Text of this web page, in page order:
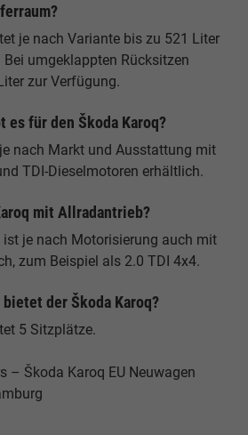
je nach Variante bis zu 521 Liter
umgeklappten Rücksitzen
zur Verfügung.
es für den Škoda Karoq?
nach Markt und Ausstattung mit
TDI-Dieselmotoren erhältlich.
mit Allradantrieb?
ist je nach Motorisierung auch mit
zum Beispiel als 2.0 TDI 4x4.
der Škoda Karoq?
5 Sitzplätze.
– Škoda Karoq EU Neuwagen